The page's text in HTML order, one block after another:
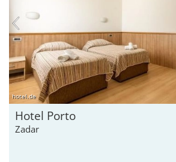
hotel.de
Hotel Porto
Zadar